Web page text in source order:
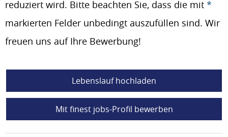
reduziert wird. Bitte beachten Sie, dass die mit *
markierten Felder unbedingt auszufüllen sind. Wir
freuen uns auf Ihre Bewerbung!
Lebenslauf hochladen
Mit finest jobs-Profil bewerben